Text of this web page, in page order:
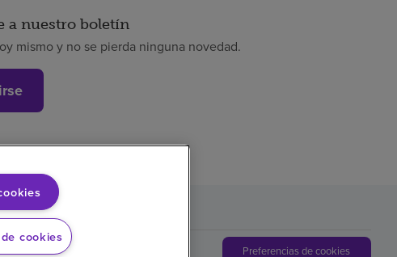
a nuestro boletín
mismo y no se pierda ninguna novedad.
Preferencias de cookies
cookies